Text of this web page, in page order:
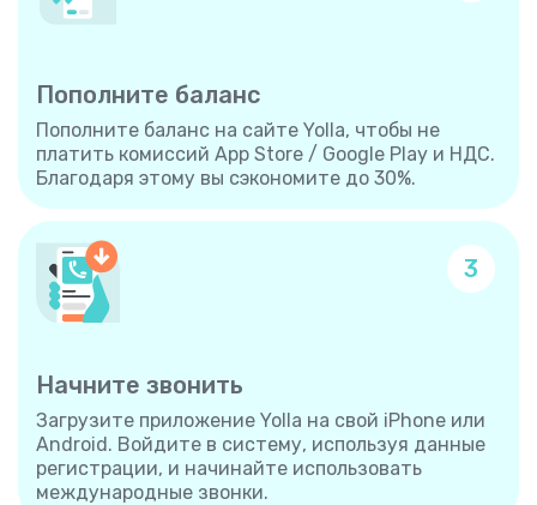
Пополните баланс
Пополните баланс на сайте Yolla, чтобы не
платить комиссий App Store / Google Play и НДС.
Благодаря этому вы сэкономите до 30%.
3
Начните звонить
Загрузите приложение Yolla на свой iPhone или
Android. Войдите в систему, используя данные
регистрации, и начинайте использовать
международные звонки.